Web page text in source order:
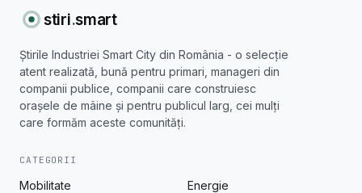
stiri.smart
Știrile Industriei Smart City din România - o selecție
atent realizată, bună pentru primari, manageri din
companii publice, companii care construiesc
orașele de mâine și pentru publicul larg, cei mulți
care formăm aceste comunități.
CATEGORII
Mobilitate
Energie